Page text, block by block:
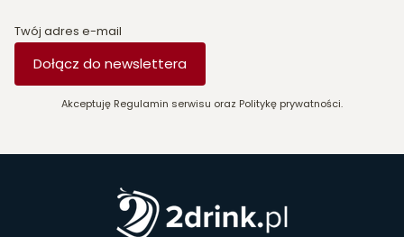
Twój adres e-mail
Dołącz do newslettera
Akceptuję Regulamin serwisu oraz Politykę prywatności.